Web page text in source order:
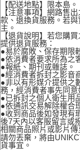
【配送地點】限本島。
【注意事項】網路售
款、退換貨服務。若
主。
【退貨說明】若您購
提供退貨服務：
●易於腐敗、保存期限
●依消費者要求所為之
●報紙、期刊或雜誌。
●經消費者拆封之影音
●非以有形媒介提供之
務，經消費者事先同意
●已拆封之個人衛生用
●依通訊交易解除權合
●收到商品後如發現有
後7天內以客服留言或
相關商品照片或影片傳
請勿丟棄，將由
貨事宜。